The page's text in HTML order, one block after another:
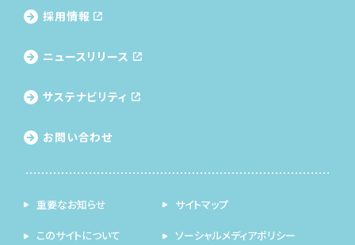
採用情報
ニュースリリース
サステナビリティ
お問い合わせ
重要なお知らせ サイトマップ
このサイトについて ソーシャルメディアポリシー